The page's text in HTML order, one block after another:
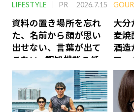
LIFESTYLE PR 2026.7.15
資料の置き場所を忘れ
た、名前から顔が思い
出せない、言葉が出て
こない…認知機能の低
下を救う、脳のインナ
ーケアとは
大分
麦焼
酒造
ロー